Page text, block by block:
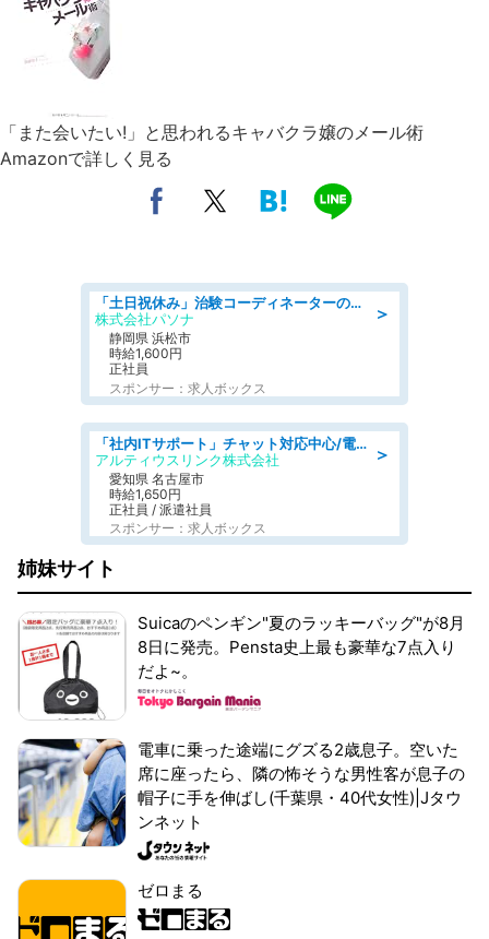
「また会いたい!」と思われるキャバクラ嬢のメール術
Amazonで詳しく見る
＞
「土日祝休み」治験コーディネーターのお仕事/未経験OK
株式会社パソナ
静岡県 浜松市
時給1,600円
正社員
スポンサー：求人ボックス
＞
「社内ITサポート」チャット対応中心/電話少なめ/土日祝休/名古屋市港区
アルティウスリンク株式会社
愛知県 名古屋市
時給1,650円
正社員 / 派遣社員
スポンサー：求人ボックス
姉妹サイト
Suicaのペンギン"夏のラッキーバッグ"が8月
8日に発売。Pensta史上最も豪華な7点入り
だよ~。
電車に乗った途端にグズる2歳息子。空いた
席に座ったら、隣の怖そうな男性客が息子の
帽子に手を伸ばし(千葉県・40代女性)|Jタウ
ンネット
ゼロまる